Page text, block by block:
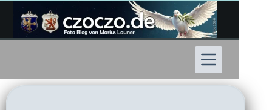
Inhalt
springen